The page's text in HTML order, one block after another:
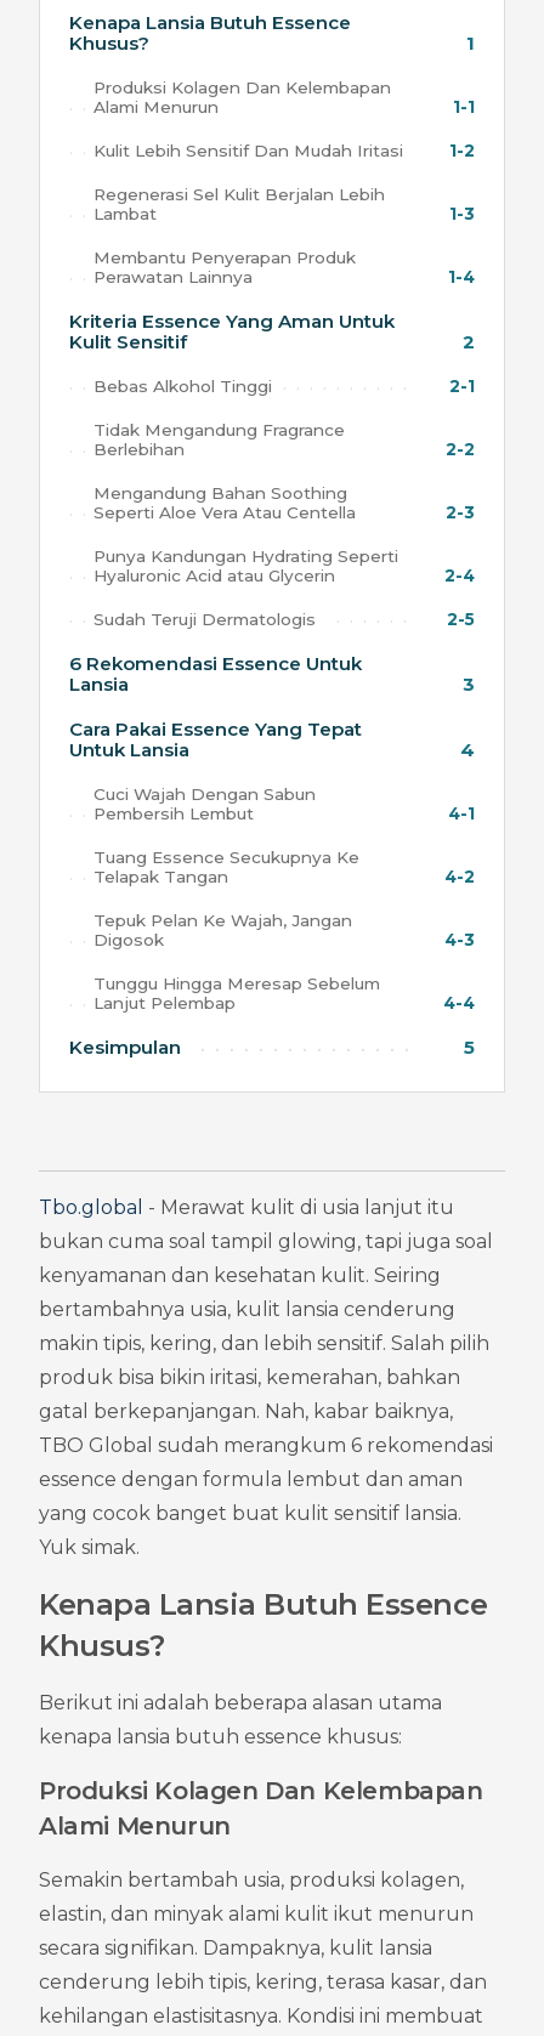
Kenapa Lansia Butuh Essence
Khusus?
1
Produksi Kolagen Dan Kelembapan
Alami Menurun
1-1
Kulit Lebih Sensitif Dan Mudah Iritasi 1-2
Regenerasi Sel Kulit Berjalan Lebih
Lambat
1-3
Membantu Penyerapan Produk
Perawatan Lainnya
1-4
Kriteria Essence Yang Aman Untuk
Kulit Sensitif
2
Bebas Alkohol Tinggi 2-1
Tidak Mengandung Fragrance
Berlebihan
2-2
Mengandung Bahan Soothing
Seperti Aloe Vera Atau Centella
2-3
Punya Kandungan Hydrating Seperti
Hyaluronic Acid atau Glycerin
2-4
Sudah Teruji Dermatologis 2-5
6 Rekomendasi Essence Untuk
Lansia
3
Cara Pakai Essence Yang Tepat
Untuk Lansia
4
Cuci Wajah Dengan Sabun
Pembersih Lembut
4-1
Tuang Essence Secukupnya Ke
Telapak Tangan
4-2
Tepuk Pelan Ke Wajah, Jangan
Digosok
4-3
Tunggu Hingga Meresap Sebelum
Lanjut Pelembap
4-4
Kesimpulan 5
Tbo.global - Merawat kulit di usia lanjut itu
bukan cuma soal tampil glowing, tapi juga soal
kenyamanan dan kesehatan kulit. Seiring
bertambahnya usia, kulit lansia cenderung
makin tipis, kering, dan lebih sensitif. Salah pilih
produk bisa bikin iritasi, kemerahan, bahkan
gatal berkepanjangan. Nah, kabar baiknya,
TBO Global sudah merangkum 6 rekomendasi
essence dengan formula lembut dan aman
yang cocok banget buat kulit sensitif lansia.
Yuk simak.
Kenapa Lansia Butuh Essence
Khusus?
Berikut ini adalah beberapa alasan utama
kenapa lansia butuh essence khusus:
Produksi Kolagen Dan Kelembapan
Alami Menurun
Semakin bertambah usia, produksi kolagen,
elastin, dan minyak alami kulit ikut menurun
secara signifikan. Dampaknya, kulit lansia
cenderung lebih tipis, kering, terasa kasar, dan
kehilangan elastisitasnya. Kondisi ini membuat